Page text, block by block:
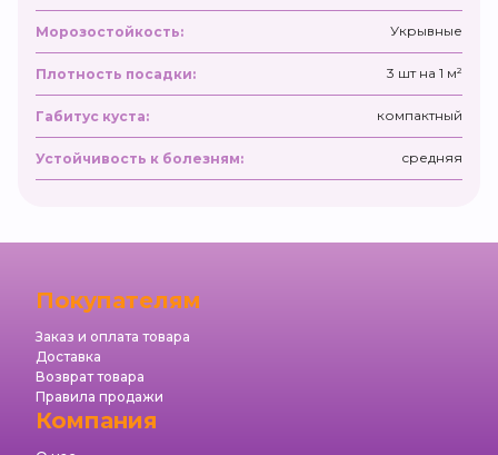
Морозостойкость: Укрывные
Плотность посадки: 3 шт на 1 м²
Габитус куста: компактный
Устойчивость к болезням: средняя
Покупателям
Заказ и оплата товара
Доставка
Возврат товара
Правила продажи
Компания